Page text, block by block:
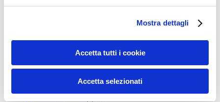
Mostra dettagli
Accetta tutti i cookie
Accetta selezionati
Allenamento aerobico(16)
Allenamento Donne(75)